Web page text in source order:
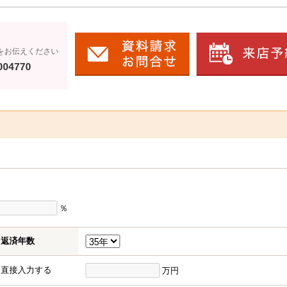
お伝えください
％
返済年数
直接入力する 万円